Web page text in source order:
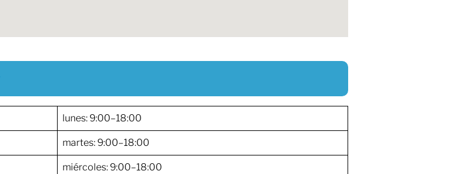
lunes: 9:00–18:00
martes: 9:00–18:00
miércoles: 9:00–18:00